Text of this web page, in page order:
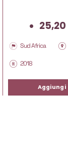
25,20
Sud Africa
2018
Aggiungi